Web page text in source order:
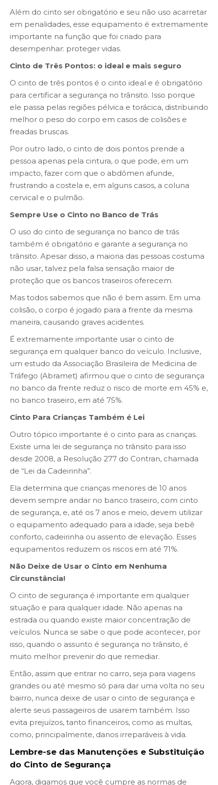
Além do cinto ser obrigatório e seu não uso acarretar
em penalidades, esse equipamento é extremamente
importante na função que foi criado para
desempenhar: proteger vidas.
Cinto de Três Pontos: o ideal e mais seguro
O cinto de três pontos é o cinto ideal e é obrigatório
para certificar a segurança no trânsito. Isso porque
ele passa pelas regiões pélvica e torácica, distribuindo
melhor o peso do corpo em casos de colisões e
freadas bruscas.
Por outro lado, o cinto de dois pontos prende a
pessoa apenas pela cintura, o que pode, em um
impacto, fazer com que o abdômen afunde,
frustrando a costela e, em alguns casos, a coluna
cervical e o pulmão.
Sempre Use o Cinto no Banco de Trás
O uso do cinto de segurança no banco de trás
também é obrigatório e garante a segurança no
trânsito. Apesar disso, a maioria das pessoas costuma
não usar, talvez pela falsa sensação maior de
proteção que os bancos traseiros oferecem.
Mas todos sabemos que não é bem assim. Em uma
colisão, o corpo é jogado para a frente da mesma
maneira, causando graves acidentes.
É extremamente importante usar o cinto de
segurança em qualquer banco do veículo. Inclusive,
um estudo da Associação Brasileira de Medicina de
Tráfego (Abramet) afirmou que o cinto de segurança
no banco da frente reduz o risco de morte em 45% e,
no banco traseiro, em até 75%.
Cinto Para Crianças Também é Lei
Outro tópico importante é o cinto para as crianças.
Existe uma lei de segurança no trânsito para isso
desde 2008, a Resolução 277 do Contran, chamada
de “Lei da Cadeirinha”.
Ela determina que crianças menores de 10 anos
devem sempre andar no banco traseiro, com cinto
de segurança, e, até os 7 anos e meio, devem utilizar
o equipamento adequado para a idade, seja bebê
conforto, cadeirinha ou assento de elevação. Esses
equipamentos reduzem os riscos em até 71%.
Não Deixe de Usar o Cinto em Nenhuma
Circunstância!
O cinto de segurança é importante em qualquer
situação e para qualquer idade. Não apenas na
estrada ou quando existe maior concentração de
veículos. Nunca se sabe o que pode acontecer, por
isso, quando o assunto é segurança no trânsito, é
muito melhor prevenir do que remediar.
Então, assim que entrar no carro, seja para viagens
grandes ou até mesmo só para dar uma volta no seu
bairro, nunca deixe de usar o cinto de segurança e
alerte seus passageiros de usarem também. Isso
evita prejuízos, tanto financeiros, como as multas,
como, principalmente, danos irreparáveis à vida.
Lembre-se das Manutenções e Substituição
do Cinto de Segurança
Agora, digamos que você cumpre as normas de